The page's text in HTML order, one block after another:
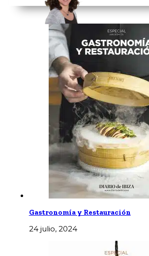
Gastronomía y Restauración
24 julio, 2024